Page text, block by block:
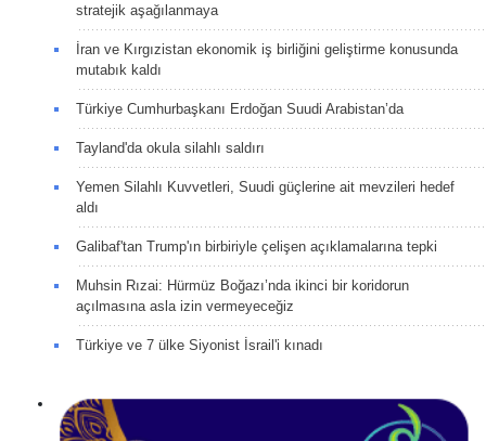
stratejik aşağılanmaya
İran ve Kırgızistan ekonomik iş birliğini geliştirme konusunda
mutabık kaldı
Türkiye Cumhurbaşkanı Erdoğan Suudi Arabistan’da
Tayland'da okula silahlı saldırı
Yemen Silahlı Kuvvetleri, Suudi güçlerine ait mevzileri hedef
aldı
Galibaf'tan Trump'ın birbiriyle çelişen açıklamalarına tepki
Muhsin Rızai: Hürmüz Boğazı’nda ikinci bir koridorun
açılmasına asla izin vermeyeceğiz
Türkiye ve 7 ülke Siyonist İsrail'i kınadı